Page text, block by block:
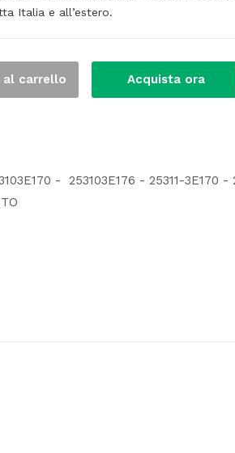
Italia e all’estero.
al carrello Acquista ora
- 253103E176 - 25311-3E170 -